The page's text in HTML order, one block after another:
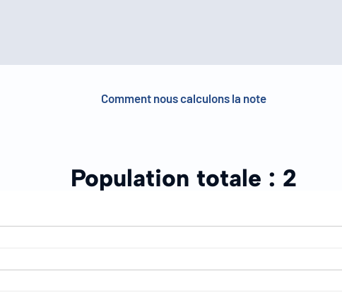
Comment nous calculons la note
Population totale : 2